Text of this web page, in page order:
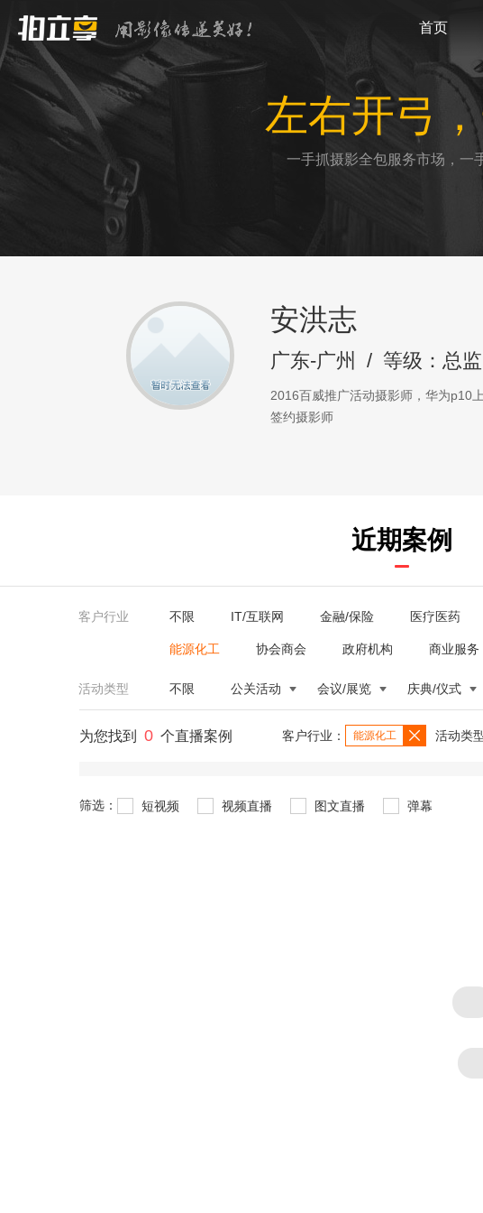
首页
左右开弓
一手抓摄影全包服务市场，一
安洪志
广东-广州 / 等级：总监
2016百威推广活动摄影师，华为p10
签约摄影师
近期案例
客户行业 不限 IT/互联网 金融/保险 医疗医药
能源化工 协会商会 政府机构 商业服务
活动类型 不限 公关活动 会议/展览 庆典/仪式
为您找到 0 个直播案例 客户行业： 能源化工 活动类
筛选： 短视频 视频直播 图文直播 弹幕